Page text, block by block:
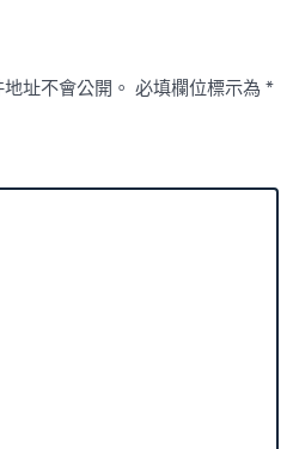
址不會公開。 必填欄位標示為*